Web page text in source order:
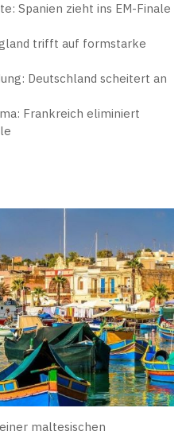
Spanien zieht ins EM-Finale
trifft auf formstarke
Deutschland scheitert an
Frankreich eliminiert
maltesischen